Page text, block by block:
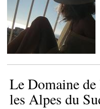
Le Domaine de
les Alpes du